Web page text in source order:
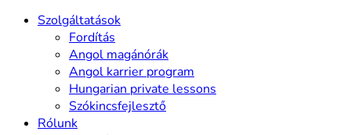
Szolgáltatások
Fordítás
Angol magánórák
Angol karrier program
Hungarian private lessons
Szókincsfejlesztő
Rólunk